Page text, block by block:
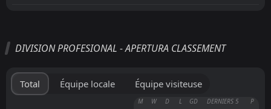
19Aug
DIVISION PROFESIONAL - APERTURA CLASSEMENT
Total Équipe locale Équipe visiteuse
M W D L GD DERNIERS 5 P